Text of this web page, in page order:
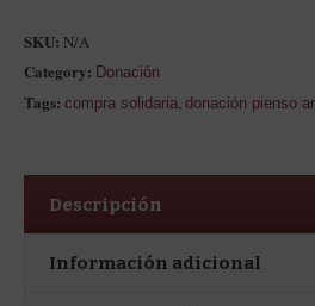
SKU: N/A
Category: Donación
Tags: compra solidaria donación pienso
Descripción
Información adicional